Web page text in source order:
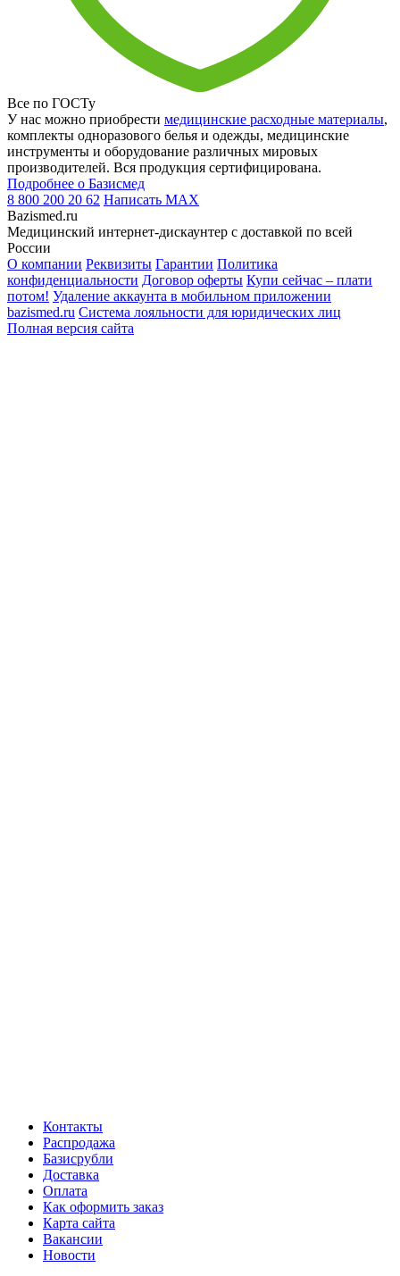
Все по ГОСТу
У нас можно приобрести медицинские расходные материалы,
комплекты одноразового белья и одежды, медицинские
инструменты и оборудование различных мировых
производителей. Вся продукция сертифицирована.
Подробнее о Базисмед
8 800 200 20 62 Написать MAX
Bazismed.ru
Медицинский интернет-дискаунтер с доставкой по всей
России
О компании Реквизиты Гарантии Политика
конфиденциальности Договор оферты Купи сейчас – плати
потом! Удаление аккаунта в мобильном приложении
bazismed.ru Система лояльности для юридических лиц
Полная версия сайта
Контакты
Распродажа
Базисрубли
Доставка
Оплата
Как оформить заказ
Карта сайта
Вакансии
Новости